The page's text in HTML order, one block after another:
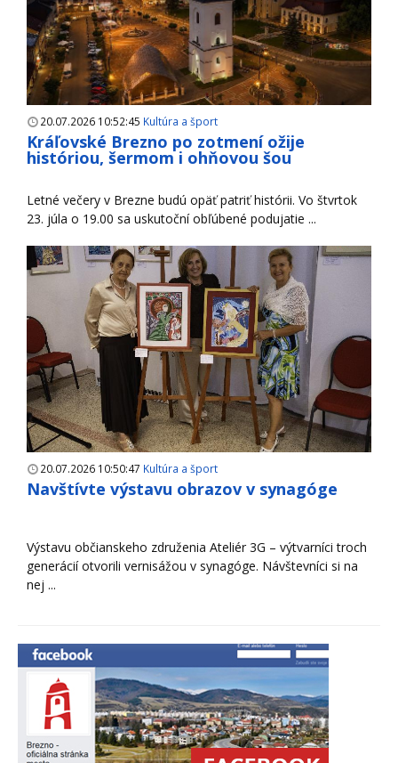
20.07.2026 10:52:45 Kultúra a šport
Kráľovské Brezno po zotmení ožije
históriou, šermom i ohňovou šou
Letné večery v Brezne budú opäť patriť histórii. Vo štvrtok
23. júla o 19.00 sa uskutoční obľúbené podujatie ...
20.07.2026 10:50:47 Kultúra a šport
Navštívte výstavu obrazov v synagóge
Výstavu občianskeho združenia Ateliér 3G – výtvarníci troch
generácií otvorili vernisážou v synagóge. Návštevníci si na
nej ...